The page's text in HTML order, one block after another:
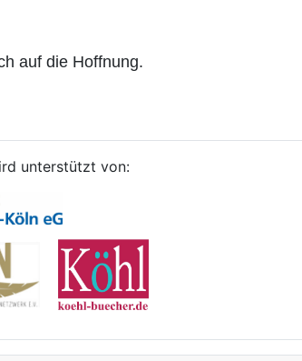
auf die Hoffnung.
unterstützt von: